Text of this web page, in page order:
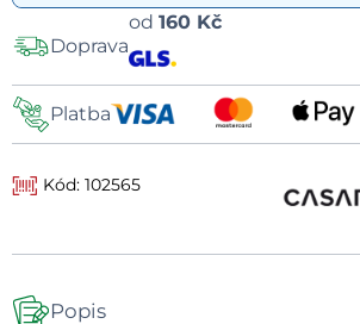
Doprava
od 160 Kč
Platba
Kód: 102565
Popis